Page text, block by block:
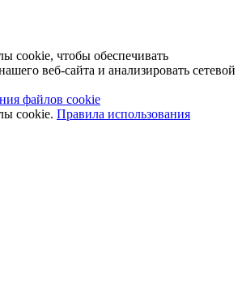
cookie, чтобы обеспечивать
веб-сайта и анализировать сетевой
файлов cookie
cookie. Правила использования